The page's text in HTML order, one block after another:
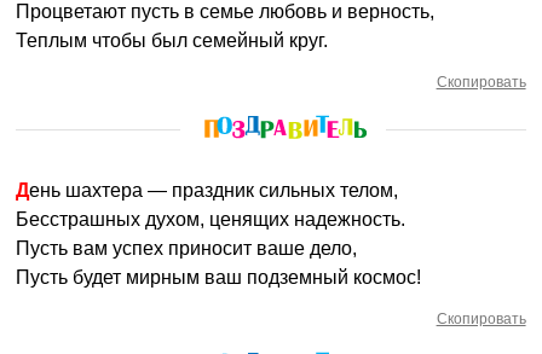
Процветают пусть в семье любовь и верность,
Теплым чтобы был семейный круг.
Скопировать
День шахтера — праздник сильных телом,
Бесстрашных духом, ценящих надежность.
Пусть вам успех приносит ваше дело,
Пусть будет мирным ваш подземный космос!
Скопировать